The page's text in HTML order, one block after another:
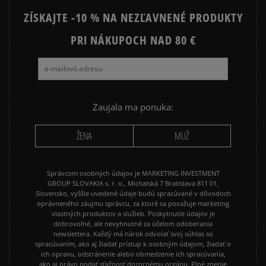
Ako zhromažďujeme recenzie?
Recenzie zákazníkov
ZÍSKAJTE -10 % NA NEZĽAVNENÉ PRODUKTY
PRI NÁKUPOCH NAD 80 €
Zaujala ma ponuka:
ŽENA MUŽ
Správcom osobných údajov je MARKETING INVESTMENT
GROUP SLOVAKIA s. r. o., Michalská 7 Bratislava 811 01,
Slovensko, vyššie uvedené údaje budú spracúvané v dôvodoch
oprávneného záujmu správcu, za ktoré sa považuje marketing
vlastných produktov a služieb. Poskytnutie údajov je
dobrovoľné, ale nevyhnutné za účelom odoberania
newslettera. Každý má nárok odvolať svoj súhlas so
spracúvaním, ako aj žiadať prístup k osobným údajom, žiadať o
ich opravu, odstránenie alebo obmedzenie ich spracúvania,
ako aj právo podať sťažnosť dozornému orgánu. Plné znenie